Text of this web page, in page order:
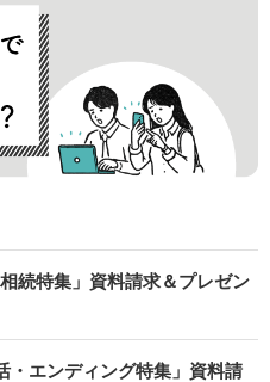
続特集」資料請求＆プレゼン
・エンディング特集」資料請